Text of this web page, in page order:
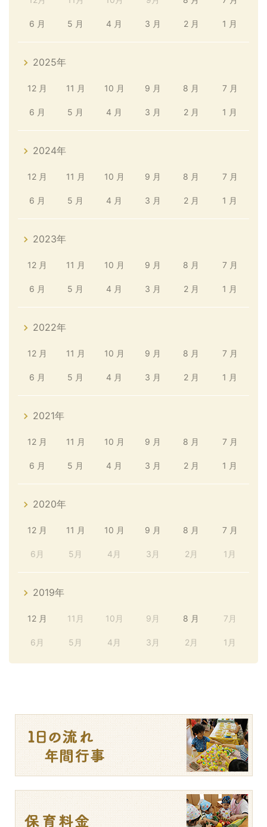
6 月 5 月 4 月 3 月 2 月 1 月
2025年
12 月 11 月 10 月 9 月 8 月 7 月
6 月 5 月 4 月 3 月 2 月 1 月
2024年
12 月 11 月 10 月 9 月 8 月 7 月
6 月 5 月 4 月 3 月 2 月 1 月
2023年
12 月 11 月 10 月 9 月 8 月 7 月
6 月 5 月 4 月 3 月 2 月 1 月
2022年
12 月 11 月 10 月 9 月 8 月 7 月
6 月 5 月 4 月 3 月 2 月 1 月
2021年
12 月 11 月 10 月 9 月 8 月 7 月
6 月 5 月 4 月 3 月 2 月 1 月
2020年
12 月 11 月 10 月 9 月 8 月 7 月
6月 5月 4月 3月 2月 1月
2019年
12 月 11月 10月 9月 8 月 7月
6月 5月 4月 3月 2月 1月